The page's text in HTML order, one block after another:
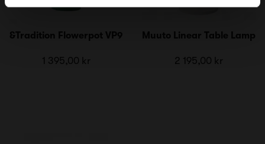
&Tradition Flowerpot VP9
1 395,00 kr
Muuto Linear Table Lamp
2 195,00 kr